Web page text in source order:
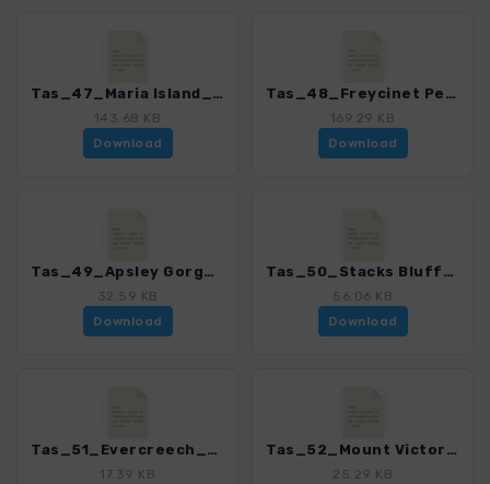
Tas_47_Maria Island_4368_2.gpx
143.68 KB
Download
Tas_48_Freycinet Peninsula_4368_2.gpx
169.29 KB
Download
Tas_49_Apsley Gorge_4368_2.gpx
32.59 KB
Download
Tas_50_Stacks Bluff_4368_2.gpx
56.06 KB
Download
Tas_51_Evercreech_4368_2.gpx
17.39 KB
Tas_52_Mount Victoria_4368_2.gpx
25.29 KB